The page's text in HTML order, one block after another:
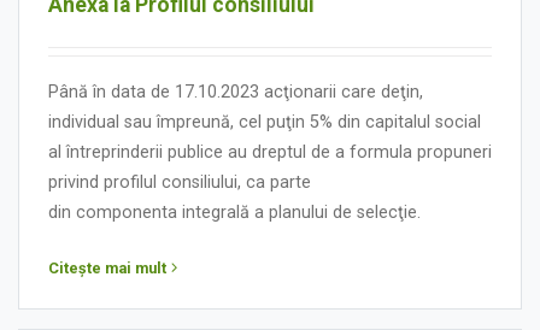
Anexa la Profilul consiliului
Până în data de 17.10.2023 acţionarii care deţin,
individual sau împreună, cel puţin 5% din capitalul social
al întreprinderii publice au dreptul de a formula propuneri
privind profilul consiliului, ca parte
din componenta integrală a planului de selecţie.
Citește mai mult